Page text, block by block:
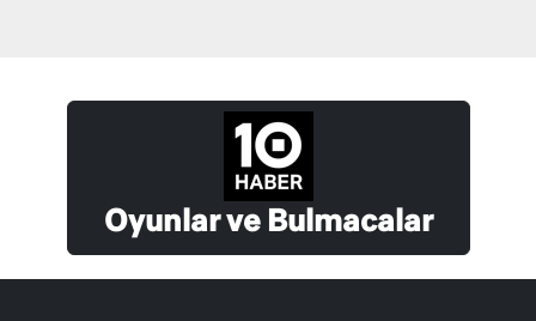
Oyunlar ve Bulmacalar